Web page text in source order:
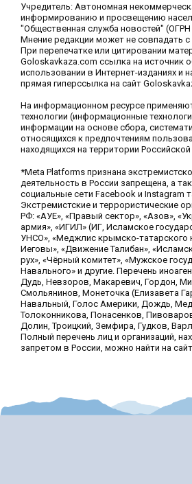
Учредитель: Автономная
информированию и просвещению
"Общественная служба новостей" (ОГРН
Мнение редакции может не совпадать
При перепечатке или цитировании
Goloskavkaza.com ссылка на источник
использовании в Интернет-изданиях и
прямая гиперссылка на сайт
На информационном ресурсе
технологии (информационные
информации на основе сбора,
относящихся к предпочтениям
находящихся на территории
*Meta Platforms признана
деятельность в России запрещена, а
социальные сети Facebook и Instagram
Экстремистские и террористические
РФ: «АУЕ», «Правый сектор», «Азов»,
армия», «ИГИЛ» (ИГ, Исламское
УНСО», «Меджлис крымско-татарского
Иеговы», «Движение Талибан»,
рух», «Чёрный комитет», «Мужское
Навального» и другие. Перечень
Дудь, Невзоров, Макаревич, Гордон,
Смольянинов, Монеточка (Елизавета
Навальный, Голос Америки, Дождь,
Толоконникова, Понасенков,
Долин, Троицкий, Земфира, Гудков,
Полный перечень лиц и организаций,
запретом в России, можно найти на